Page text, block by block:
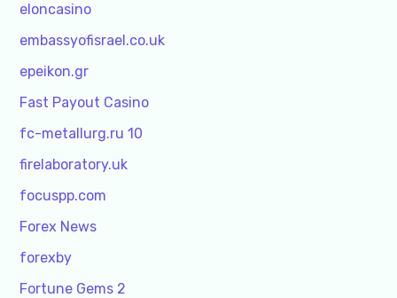
eloncasino
embassyofisrael.co.uk
epeikon.gr
Fast Payout Casino
fc-metallurg.ru 10
firelaboratory.uk
focuspp.com
Forex News
forexby
Fortune Gems 2